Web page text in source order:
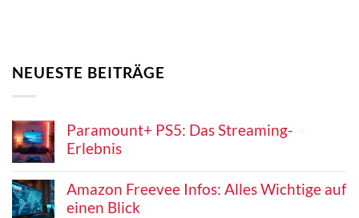
NEUESTE BEITRÄGE
Paramount+ PS5: Das Streaming-
Erlebnis
Amazon Freevee Infos: Alles Wichtige auf
einen Blick